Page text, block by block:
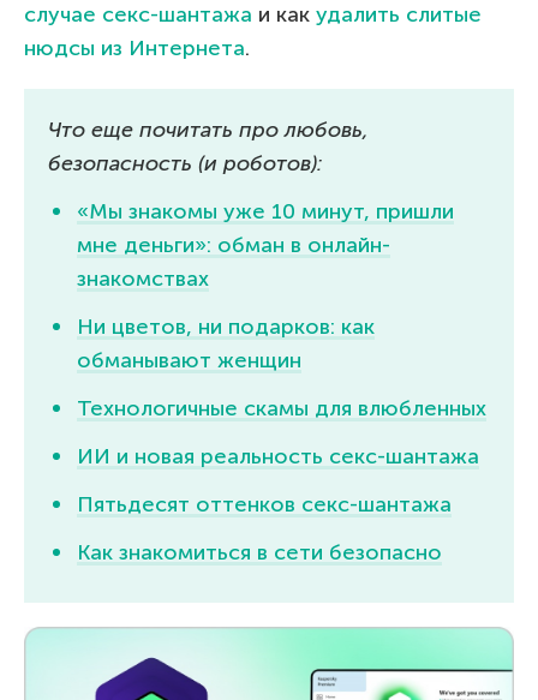
случае секс-шантажа и как удалить слитые
нюдсы из Интернета.
Что еще почитать про любовь,
безопасность (и роботов):
«Мы знакомы уже 10 минут, пришли
мне деньги»: обман в онлайн-
знакомствах
Ни цветов, ни подарков: как
обманывают женщин
Технологичные скамы для влюбленных
ИИ и новая реальность секс-шантажа
Пятьдесят оттенков секс-шантажа
Как знакомиться в сети безопасно